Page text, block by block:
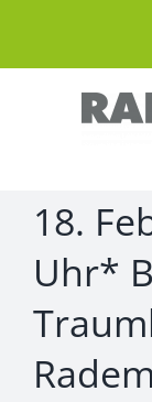
springen
18.
Uhr*